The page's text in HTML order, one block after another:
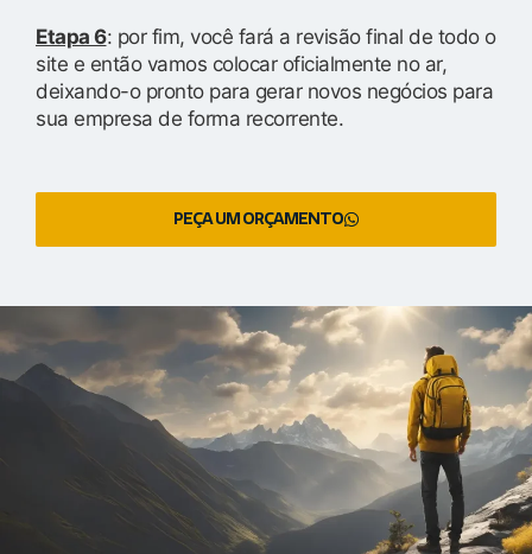
Etapa 6: por fim, você fará a revisão final de todo o
site e então vamos colocar oficialmente no ar,
deixando-o pronto para gerar novos negócios para
sua empresa de forma recorrente.
PEÇA UM ORÇAMENTO